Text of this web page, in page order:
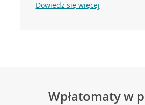
Dowiedz się więcej
Wpłatomaty w